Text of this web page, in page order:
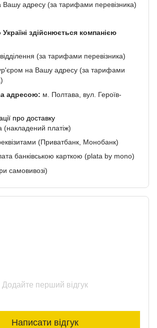
Вашу адресу (за тарифами перевізника)
здійснюється компанією
(за тарифами перевізника)
на Вашу адресу (за тарифами
адресою: м. Полтава, вул. Героїв-
про доставку
(накладений платіж)
(Приватбанк, Монобанк)
банківською карткою (plata by mono)
самовивозі)
Додайте перший відгук
Написати відгук